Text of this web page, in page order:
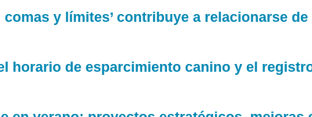
comas y límites’ contribuye a relacionarse
horario de esparcimiento canino y el